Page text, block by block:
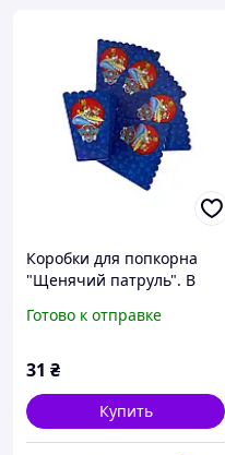
Коробки для попкорна
"Щенячий патруль". В
Готово к отправке
31 ₴
Купить